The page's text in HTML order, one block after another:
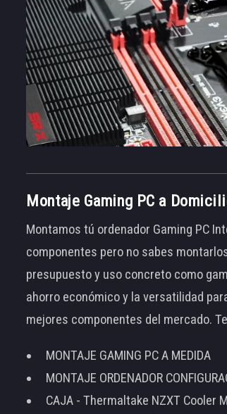
Montaje Gaming PC a
Montamos tú ordenador Gaming PC
componentes pero no sabes
presupuesto y uso concreto como
ahorro económico y la versatilidad
mejores componentes del mercado.
MONTAJE GAMING PC A MEDIDA
MONTAJE ORDENADOR
CAJA - Thermaltake NZXT Cooler